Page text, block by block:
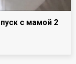
с мамой 2